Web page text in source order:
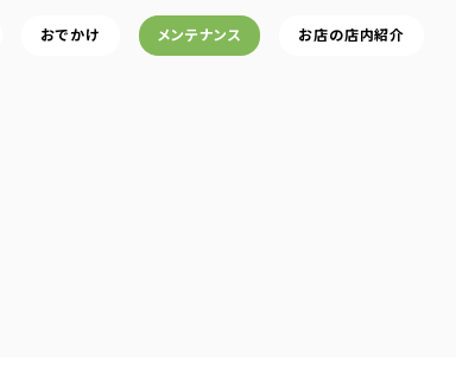
おでかけ メンテナンス お店の店内紹介